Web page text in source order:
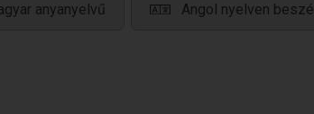
anyanyelvű Angol nyelven beszél